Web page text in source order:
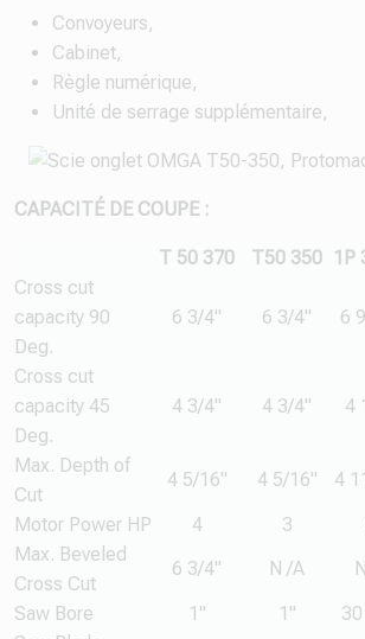
Convoyeurs,
Cabinet,
Règle numérique,
Unité de serrage supplémentaire,
CAPACITÉ DE COUPE :
T 50 370 T50 350 1P
Cross cut
capacity 90
Deg.
6 3/4" 6 3/4" 6
Cross cut
capacity 45
Deg.
4 3/4" 4 3/4" 4
Max. Depth of
Cut
4 5/16" 4 5/16" 4
Motor Power HP
4 3
Max. Beveled
Cross Cut
6 3/4" N /A
Saw Bore
1" 1"